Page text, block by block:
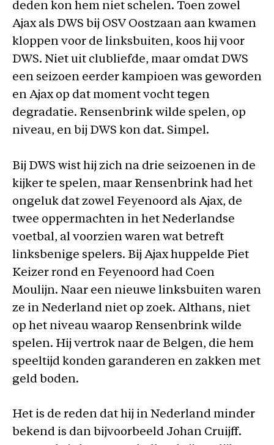
deden kon hem niet schelen. Toen zowel
Ajax als DWS bij OSV Oostzaan aan kwamen
kloppen voor de linksbuiten, koos hij voor
DWS. Niet uit clubliefde, maar omdat DWS
een seizoen eerder kampioen was geworden
en Ajax op dat moment vocht tegen
degradatie. Rensenbrink wilde spelen, op
niveau, en bij DWS kon dat. Simpel.
Bij DWS wist hij zich na drie seizoenen in de
kijker te spelen, maar Rensenbrink had het
ongeluk dat zowel Feyenoord als Ajax, de
twee oppermachten in het Nederlandse
voetbal, al voorzien waren wat betreft
linksbenige spelers. Bij Ajax huppelde Piet
Keizer rond en Feyenoord had Coen
Moulijn. Naar een nieuwe linksbuiten waren
ze in Nederland niet op zoek. Althans, niet
op het niveau waarop Rensenbrink wilde
spelen. Hij vertrok naar de Belgen, die hem
speeltijd konden garanderen en zakken met
geld boden.
Het is de reden dat hij in Nederland minder
bekend is dan bijvoorbeeld Johan Cruijff.